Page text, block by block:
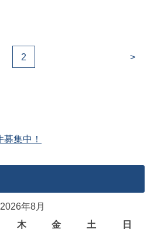
2 >
2026年8月
木 金 土
日